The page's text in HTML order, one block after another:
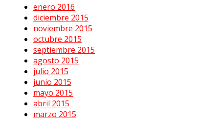
enero 2016
diciembre 2015
noviembre 2015
octubre 2015
septiembre 2015
agosto 2015
julio 2015
junio 2015
mayo 2015
abril 2015
marzo 2015